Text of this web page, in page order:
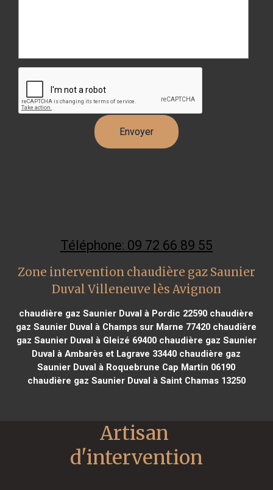
Téléphone: 09 72 66 89 55
Zone intervention chaudière gaz Saunier
Duval Villeneuve lès Avignon
chaudière gaz Saunier Duval à Pordic 22590 chaudière
gaz Saunier Duval à Champs sur Marne 77420 chaudière
gaz Saunier Duval à Gleizé 69400chaudière gaz Saunier
Duval à Ambarès et Lagrave 33440 chaudière gaz
Saunier Duval à Roquebrune Cap Martin 06190
chaudière gaz Saunier Duval à Saint Chamas 13250
Artisan
d'intervention